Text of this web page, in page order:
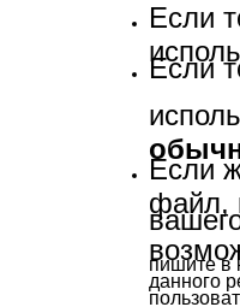
Если
Если
Если
файл,
пишите в
данного